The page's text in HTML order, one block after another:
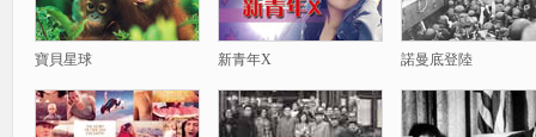
寶貝星球 新青年X 諾曼底登陸